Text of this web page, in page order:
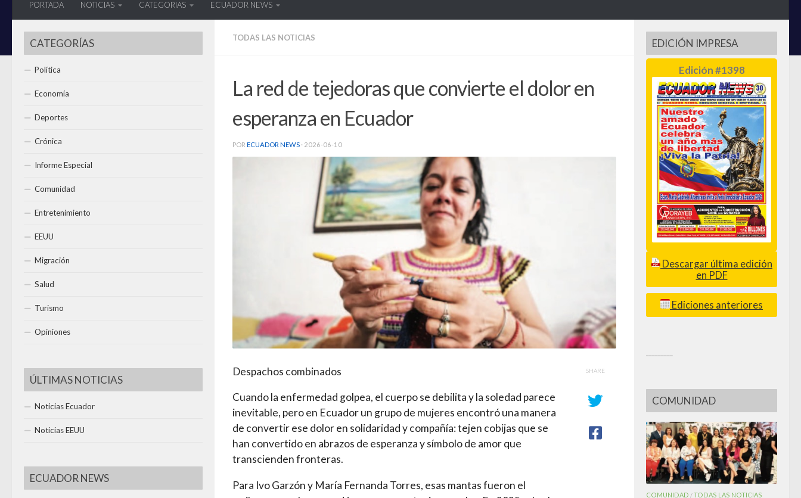
PORTADA NOTICIAS CATEGORIAS ECUADOR NEWS
TODAS LAS NOTICIAS
La red de tejedoras que convierte el dolor en
esperanza en Ecuador
POR ECUADOR NEWS · 2026-06-10
Despachos combinados
Cuando la enfermedad golpea, el cuerpo se debilita y la soledad parece
inevitable, pero en Ecuador un grupo de mujeres encontró una manera
de convertir ese dolor en solidaridad y compañía: tejen cobijas que se
han convertido en abrazos de esperanza y símbolo de amor que
transcienden fronteras.
Para Ivo Garzón y María Fernanda Torres, esas mantas fueron el
SHARE
CATEGORÍAS
Política
Economía
Deportes
Crónica
Informe Especial
Comunidad
Entretenimiento
EEUU
Migración
Salud
Turismo
Opiniones
ÚLTIMAS NOTICIAS
Noticias Ecuador
Noticias EEUU
ECUADOR NEWS
EDICIÓN IMPRESA
Edición #1398
Descargar última edición
en PDF
Ediciones anteriores
COMUNIDAD
COMUNIDAD /TODAS LAS NOTICIAS